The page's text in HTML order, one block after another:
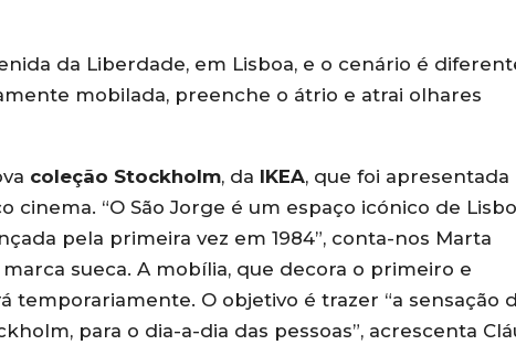
da Liberdade, em Lisboa, e o cenário é
mobilada, preenche o átrio e atrai olhares
coleção Stockholm, da IKEA, que foi apresentada
cinema. “O São Jorge é um espaço icónico de
pela primeira vez em 1984”, conta-nos Marta
sueca. A mobília, que decora o primeiro e
temporariamente. O objetivo é trazer “a sensação
para o dia-a-dia das pessoas”, acrescenta